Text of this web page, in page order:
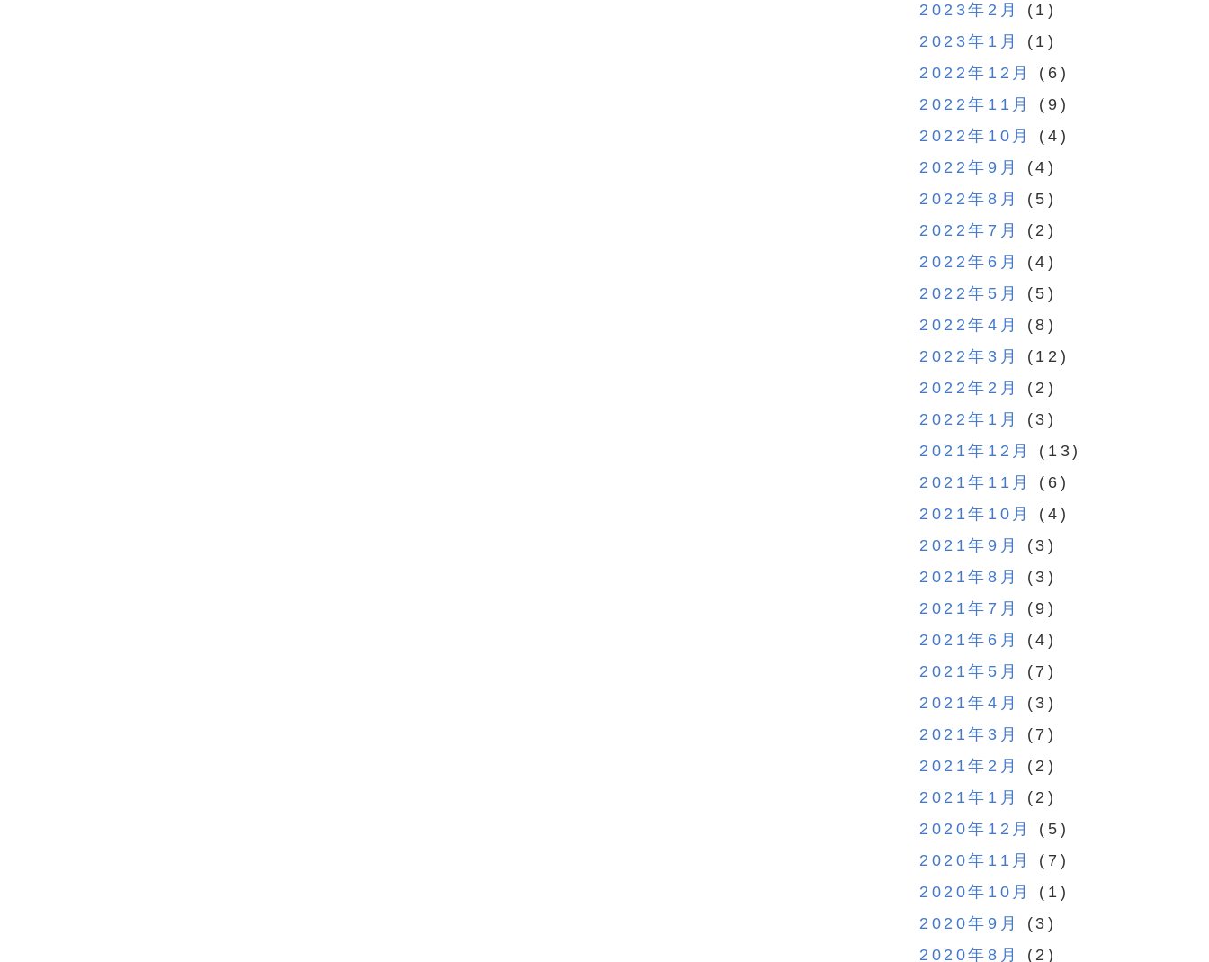
2023年2月
(1)
2023年1月
(1)
2022年12月
(6)
2022年11月
(9)
2022年10月
(4)
2022年9月
(4)
2022年8月
(5)
2022年7月
(2)
2022年6月
(4)
2022年5月
(5)
2022年4月
(8)
2022年3月
(12)
2022年2月
(2)
2022年1月
(3)
2021年12月
(13)
2021年11月
(6)
2021年10月
(4)
2021年9月
(3)
2021年8月
(3)
2021年7月
(9)
2021年6月
(4)
2021年5月
(7)
2021年4月
(3)
2021年3月
(7)
2021年2月
(2)
2021年1月
(2)
2020年12月
(5)
2020年11月
(7)
2020年10月
(1)
2020年9月
(3)
2020年8月
(2)